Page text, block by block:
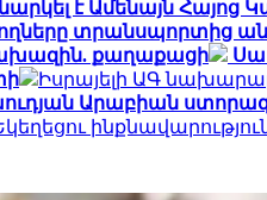
է Ամենայն Հայոց
տրանսպորտից
քաղաքացի
Սա
Իսրայելի ԱԳ
Արաբիան